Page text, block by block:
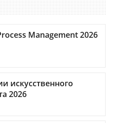
Management 2026
искусственного
2026